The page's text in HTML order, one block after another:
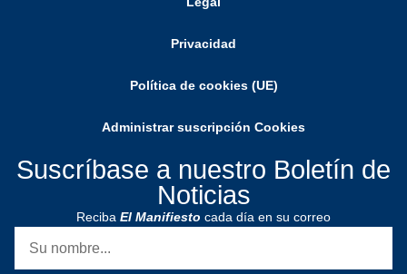
Privacidad
Política de cookies (UE)
Administrar suscripción Cookies
Suscríbase a nuestro Boletín de
Noticias
Reciba El Manifiesto cada día en su correo